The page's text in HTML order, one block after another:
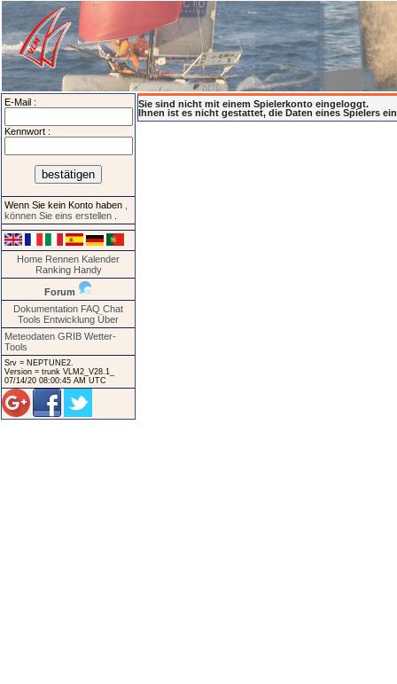
E-Mail :
Kennwort :
Wenn Sie kein Konto haben
können Sie eins erstellen
Home Rennen Kalender
Ranking Handy
Forum
Dokumentation FAQ Chat
Tools Entwicklung Über
Meteodaten GRIB Wetter-
Tools
Srv = NEPTUNE2.
Version = trunk VLM2_V28.1_
07/14/20 08:00:45 AM UTC
Sie sind nicht mit einem Spielerkonto eingeloggt.
Ihnen ist es nicht gestattet, die Daten eines Spielers